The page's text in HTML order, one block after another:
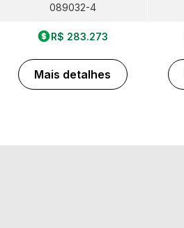
089032-4
R$ 283.273
Mais detalhes